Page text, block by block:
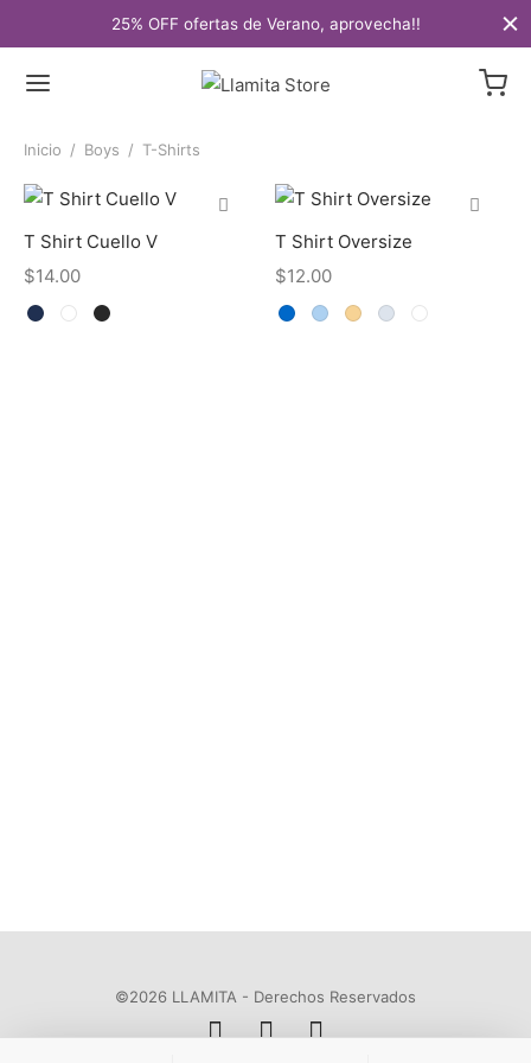
25% OFF ofertas de Verano, aprovecha!!
Inicio / Boys / T-Shirts
T Shirt Cuello V
$14.00
T Shirt Oversize
$12.00
©2026 LLAMITA - Derechos Reservados